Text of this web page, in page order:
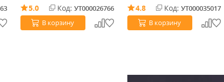
5.0 Код: УТ000026766
В корзину
4.8 Код: УТ000035017
В корзину